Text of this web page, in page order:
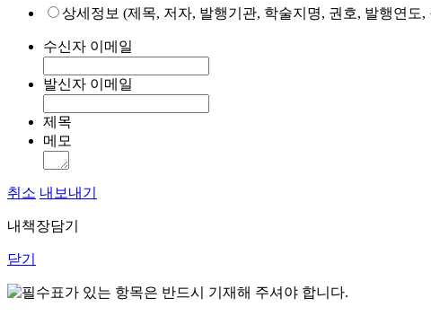
상세정보 (제목, 저자, 발행기관, 학술지명, 권호, 발행연
수신자 이메일
발신자 이메일
제목
메모
취소 내보내기
내책장담기
닫기
표가 있는 항목은 반드시 기재해 주셔야 합니다.